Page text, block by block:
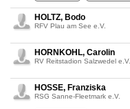
HOLTZ, Bodo
RFV Plau am See e.V.
HORNKOHL, Carolin
RV Reitstadion Salzwedel e.V.
HOSSE, Franziska
RSG Sanne-Fleetmark e.V.